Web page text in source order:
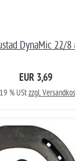
DynaMic 22/8
EUR 3,69
% UStzzgl.